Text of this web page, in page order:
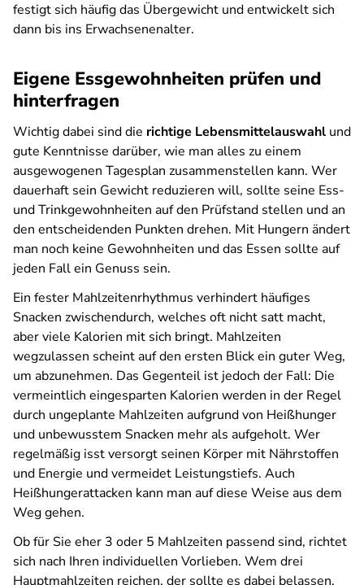
festigt sich häufig das Übergewicht und entwickelt sich
dann bis ins Erwachsenenalter.
Eigene Essgewohnheiten prüfen und
hinterfragen
Wichtig dabei sind die richtige Lebensmittelauswahl und
gute Kenntnisse darüber, wie man alles zu einem
ausgewogenen Tagesplan zusammenstellen kann. Wer
dauerhaft sein Gewicht reduzieren will, sollte seine Ess-
und Trinkgewohnheiten auf den Prüfstand stellen und an
den entscheidenden Punkten drehen. Mit Hungern ändert
man noch keine Gewohnheiten und das Essen sollte auf
jeden Fall ein Genuss sein.
Ein fester Mahlzeitenrhythmus verhindert häufiges
Snacken zwischendurch, welches oft nicht satt macht,
aber viele Kalorien mit sich bringt. Mahlzeiten
wegzulassen scheint auf den ersten Blick ein guter Weg,
um abzunehmen. Das Gegenteil ist jedoch der Fall: Die
vermeintlich eingesparten Kalorien werden in der Regel
durch ungeplante Mahlzeiten aufgrund von Heißhunger
und unbewusstem Snacken mehr als aufgeholt. Wer
regelmäßig isst versorgt seinen Körper mit Nährstoffen
und Energie und vermeidet Leistungstiefs. Auch
Heißhungerattacken kann man auf diese Weise aus dem
Weg gehen.
Ob für Sie eher 3 oder 5 Mahlzeiten passend sind, richtet
sich nach Ihren individuellen Vorlieben. Wem drei
Hauptmahlzeiten reichen, der sollte es dabei belassen.